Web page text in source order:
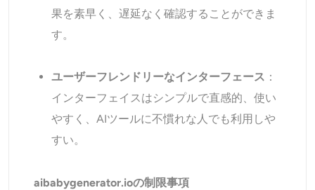
果を素早く、遅延なく確認することができま
す。
ユーザーフレンドリーなインターフェース ：
インターフェイスはシンプルで直感的、使い
やすく、AIツールに不慣れな人でも利用しや
すい。
aibabygenerator.ioの制限事項